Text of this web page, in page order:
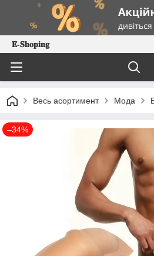
𝐄-𝐒𝐡𝐨𝐩𝐢𝐧𝐠
Весь асортимент Мода
–34%